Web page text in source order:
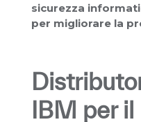
sicurezza
per migliorare la
IBM per il